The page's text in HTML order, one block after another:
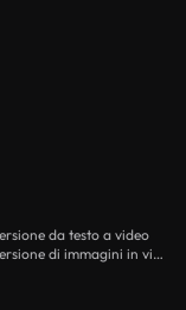
da testo a video
Flussi di lavoro di intelligenza artificiale per la conversione di immagini in video